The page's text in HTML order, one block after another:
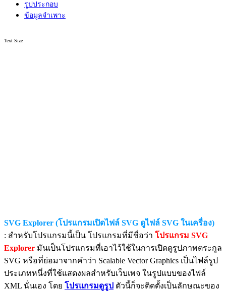
รูปประกอบ
ข้อมูลจำเพาะ
Text Size
SVG Explorer (โปรแกรมเปิดไฟล์ SVG ดูไฟล์ SVG ในเครื่อง)
: สำหรับโปรแกรมนี้เป็น โปรแกรมที่มีชื่อว่า โปรแกรม SVG
Explorer มันเป็นโปรแกรมที่เอาไว้ใช้ในการเปิดดูรูปภาพตระกูล
SVG หรือที่ย่อมาจากคำว่า Scalable Vector Graphics เป็นไฟล์รูป
ประเภทหนึ่งที่ใช้แสดงผลสำหรับเว็บเพจ ในรูปแบบของไฟล์
XML นั่นเอง โดย โปรแกรมดูรูป ตัวนี้ก็จะติดตั้งเป็นลักษณะของ